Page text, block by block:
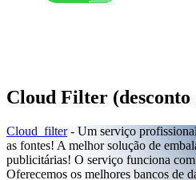
Cloud Filter (desconto
Cloud_filter- Um serviço
as fontes! A melhor solução de
publicitárias! O serviço funciona
Oferecemos os melhores bancos de